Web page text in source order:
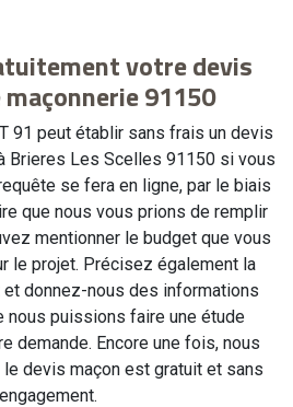
votre devis
91150
91 peut établir sans frais un devis
Brieres Les Scelles 91150 si vous
se fera en ligne, par le biais
que nous vous prions de remplir
mentionner le budget que vous
le projet. Précisez également la
donnez-nous des informations
nous puissions faire une étude
demande. Encore une fois, nous
devis maçon est gratuit et sans
engagement.